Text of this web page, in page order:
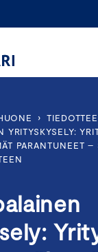
›
YRITYSKYSELY:
PARANTUNEET